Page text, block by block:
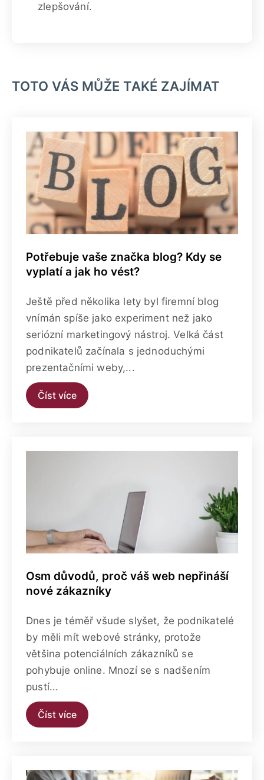
zlepšování.
TOTO VÁS MŮŽE TAKÉ ZAJÍMAT
Potřebuje vaše značka blog? Kdy se
vyplatí a jak ho vést?
Ještě před několika lety byl firemní blog
vnímán spíše jako experiment než jako
seriózní marketingový nástroj. Velká část
podnikatelů začínala s jednoduchými
prezentačními weby,...
Číst více
Osm důvodů, proč váš web nepřináší
nové zákazníky
Dnes je téměř všude slyšet, že podnikatelé
by měli mít webové stránky, protože
většina potenciálních zákazníků se
pohybuje online. Mnozí se s nadšením
pustí...
Číst více